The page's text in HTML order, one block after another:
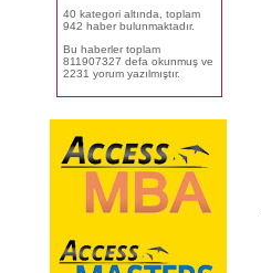
40 kategori altında, toplam
942 haber bulunmaktadır.
Bu haberler toplam
811907327 defa okunmuş ve
2231 yorum yazılmıştır.